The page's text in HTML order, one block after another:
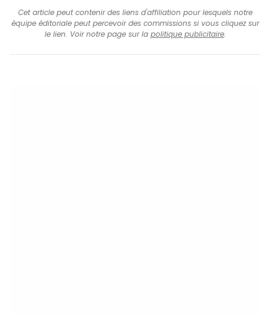
Cet article peut contenir des liens d'affiliation pour lesquels notre
équipe éditoriale peut percevoir des commissions si vous cliquez sur
le lien. Voir notre page sur la politique publicitaire.